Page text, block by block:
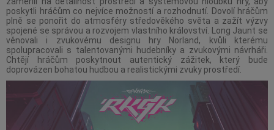
poskytli hráčům co nejvíce možností a rozhodnutí. Dovolí hráčům
plně se ponořit do atmosféry středověkého světa a zažít výzvy
spojené se správou a rozvojem vlastního království. Long Jaunt se
věnovali i zvukovému designu hry Norland, kvůli kterému
spolupracovali s talentovanými hudebníky a zvukovými návrháři.
Chtějí hráčům poskytnout autentický zážitek, který bude
doprovázen bohatou hudbou a realistickými zvuky prostředí.